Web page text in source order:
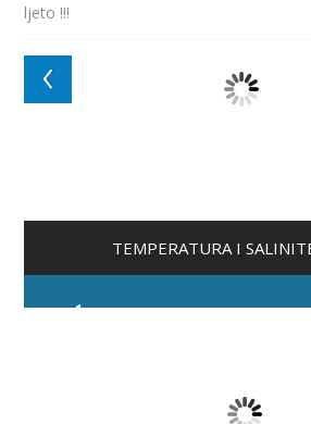
ljeto !!!
TEMPERATURA I